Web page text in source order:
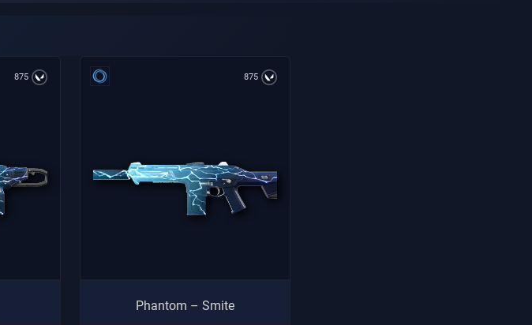
875 875
Phantom – Smite